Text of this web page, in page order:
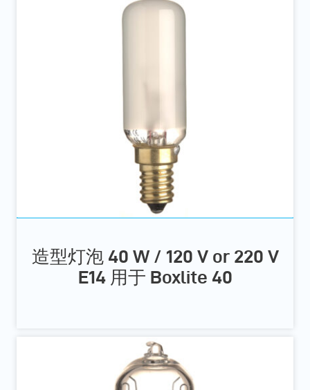
造型灯泡 40 W / 120 V or 220 V
E14 用于 Boxlite 40